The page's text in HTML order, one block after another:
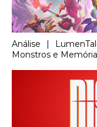
Análise |
Monstros e